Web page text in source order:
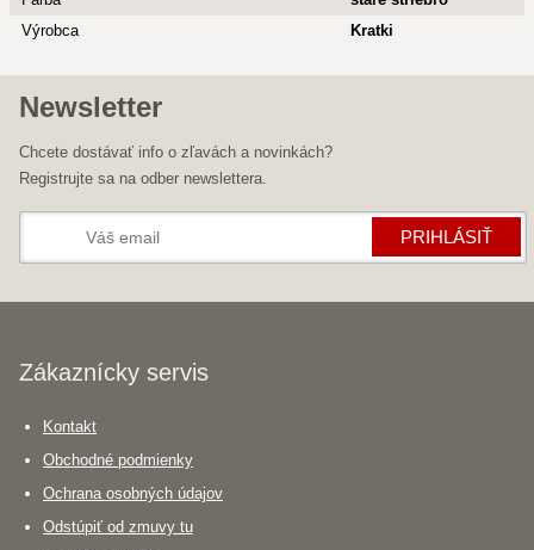
Výrobca
Kratki
Newsletter
Chcete dostávať info o zľavách a novinkách?
Registrujte sa na odber newslettera.
PRIHLÁSIŤ
Zákaznícky servis
Kontakt
Obchodné podmienky
Ochrana osobných údajov
Odstúpiť od zmuvy tu